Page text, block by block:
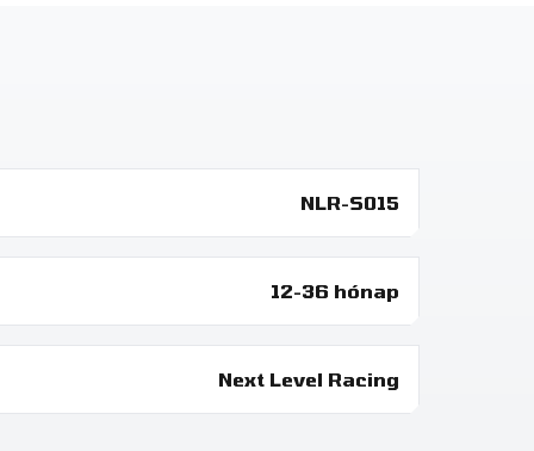
NLR-S015
12-36 hónap
Next Level Racing